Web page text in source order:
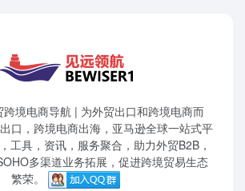
跨境电商导航 | 为外贸出口和跨境电商而
口，跨境电商出海，亚马逊全球一站式平
工具，资讯，服务聚合，助力外贸B2B，
多渠道业务拓展，促进跨境贸易生态
繁荣。